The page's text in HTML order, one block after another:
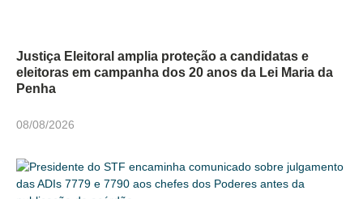
Justiça Eleitoral amplia proteção a candidatas e
eleitoras em campanha dos 20 anos da Lei Maria da
Penha
08/08/2026